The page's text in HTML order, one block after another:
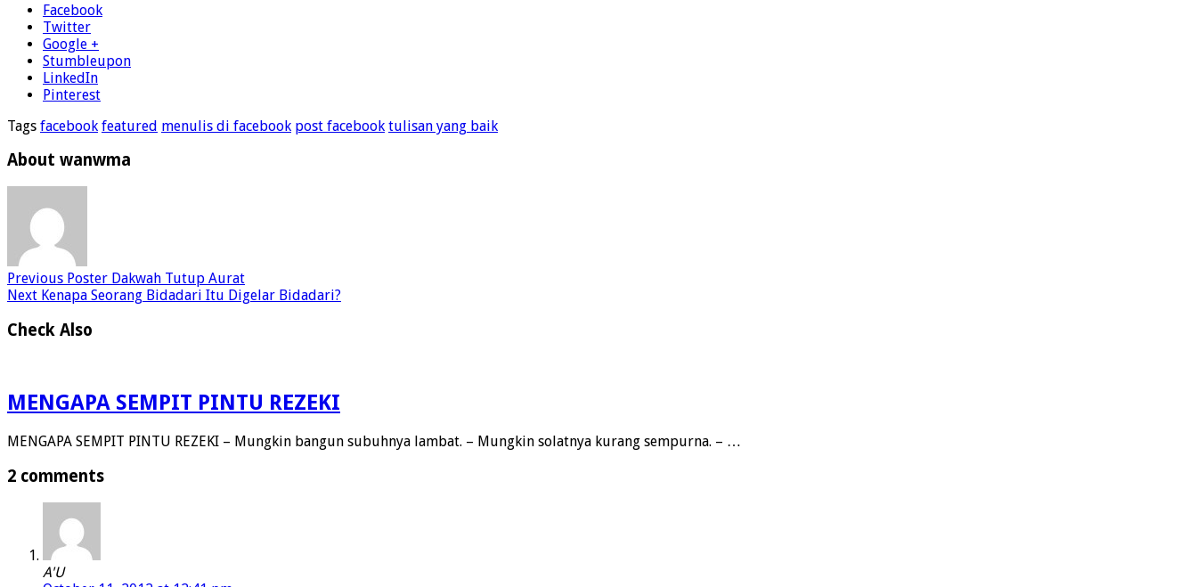
Facebook
Twitter
Google +
Stumbleupon
LinkedIn
Pinterest
Tags facebook featured menulis di facebook post facebook tulisan yang baik
About wanwma
Previous Poster Dakwah Tutup Aurat
Next Kenapa Seorang Bidadari Itu Digelar Bidadari?
Check Also
MENGAPA SEMPIT PINTU REZEKI
MENGAPA SEMPIT PINTU REZEKI – Mungkin bangun subuhnya lambat. – Mungkin solatnya kurang sempurna. – …
2 comments
A'U